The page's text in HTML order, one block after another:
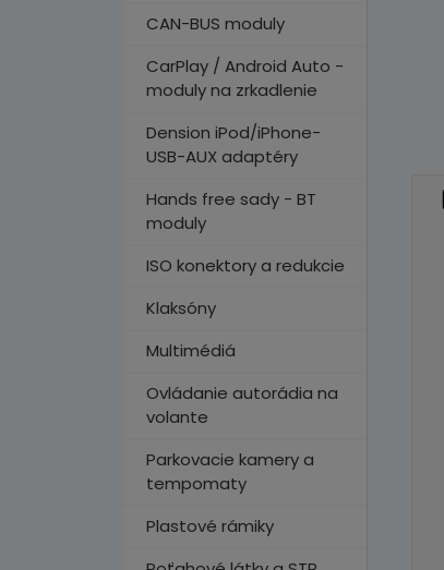
CAN-BUS moduly
CarPlay / Android Auto -
moduly na zrkadlenie
Dension iPod/iPhone-
USB-AUX adaptéry
Hands free sady - BT
moduly
ISO konektory a redukcie
Klaksóny
Multimédiá
Ovládanie autorádia na
volante
Parkovacie kamery a
tempomaty
Plastové rámiky